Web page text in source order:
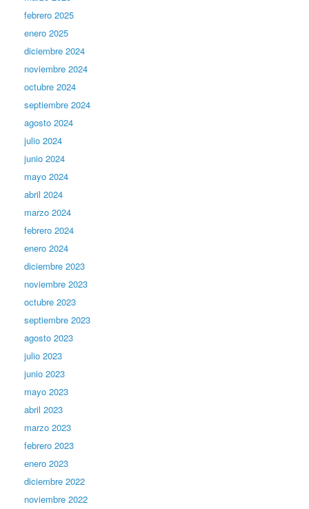
febrero 2025
enero 2025
diciembre 2024
noviembre 2024
octubre 2024
septiembre 2024
agosto 2024
julio 2024
junio 2024
mayo 2024
abril 2024
marzo 2024
febrero 2024
enero 2024
diciembre 2023
noviembre 2023
octubre 2023
septiembre 2023
agosto 2023
julio 2023
junio 2023
mayo 2023
abril 2023
marzo 2023
febrero 2023
enero 2023
diciembre 2022
noviembre 2022